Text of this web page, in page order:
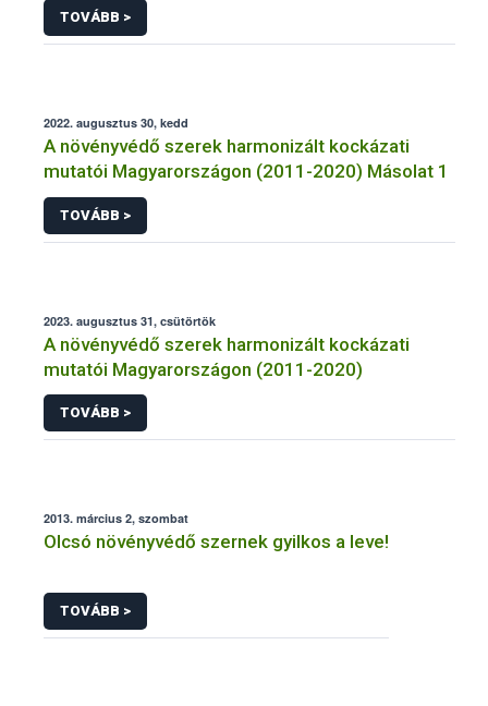
TOVÁBB >
2022. augusztus 30, kedd
A növényvédő szerek harmonizált kockázati
mutatói Magyarországon (2011-2020) Másolat 1
TOVÁBB >
2023. augusztus 31, csütörtök
A növényvédő szerek harmonizált kockázati
mutatói Magyarországon (2011-2020)
TOVÁBB >
2013. március 2, szombat
Olcsó növényvédő szernek gyilkos a leve!
TOVÁBB >